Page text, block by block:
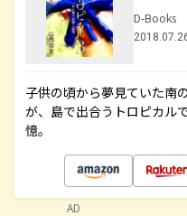
D-Books
子供の頃から夢見ていた南
が、島で出合うトロピカル
憶。
AD